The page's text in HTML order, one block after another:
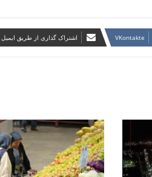
‫VKontakte اشتراک گذاری از طریق ایمیل